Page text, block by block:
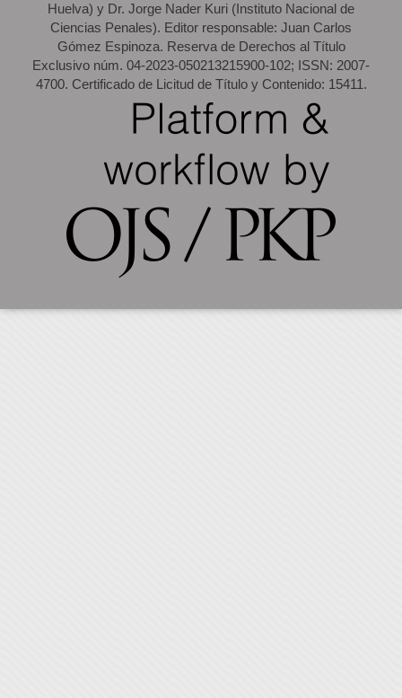
Huelva) y Dr. Jorge Nader Kuri (Instituto Nacional de
Ciencias Penales). Editor responsable: Juan Carlos
Gómez Espinoza. Reserva de Derechos al Título
Exclusivo núm. 04-2023-050213215900-102; ISSN: 2007-
4700. Certificado de Licitud de Título y Contenido: 15411.